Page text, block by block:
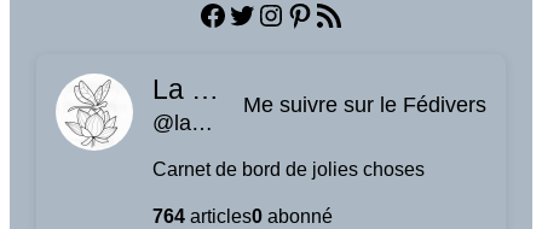
Facebook
Twitter
Instagram
Pinterest
Flux RSS
La planque à libellules
@laplanquealibellules.fr@www.laplanquealibellules.fr
Me suivre sur le Fédivers
Carnet de bord de jolies choses
764 articles0 abonné